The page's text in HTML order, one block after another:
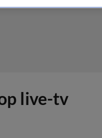
live-tv